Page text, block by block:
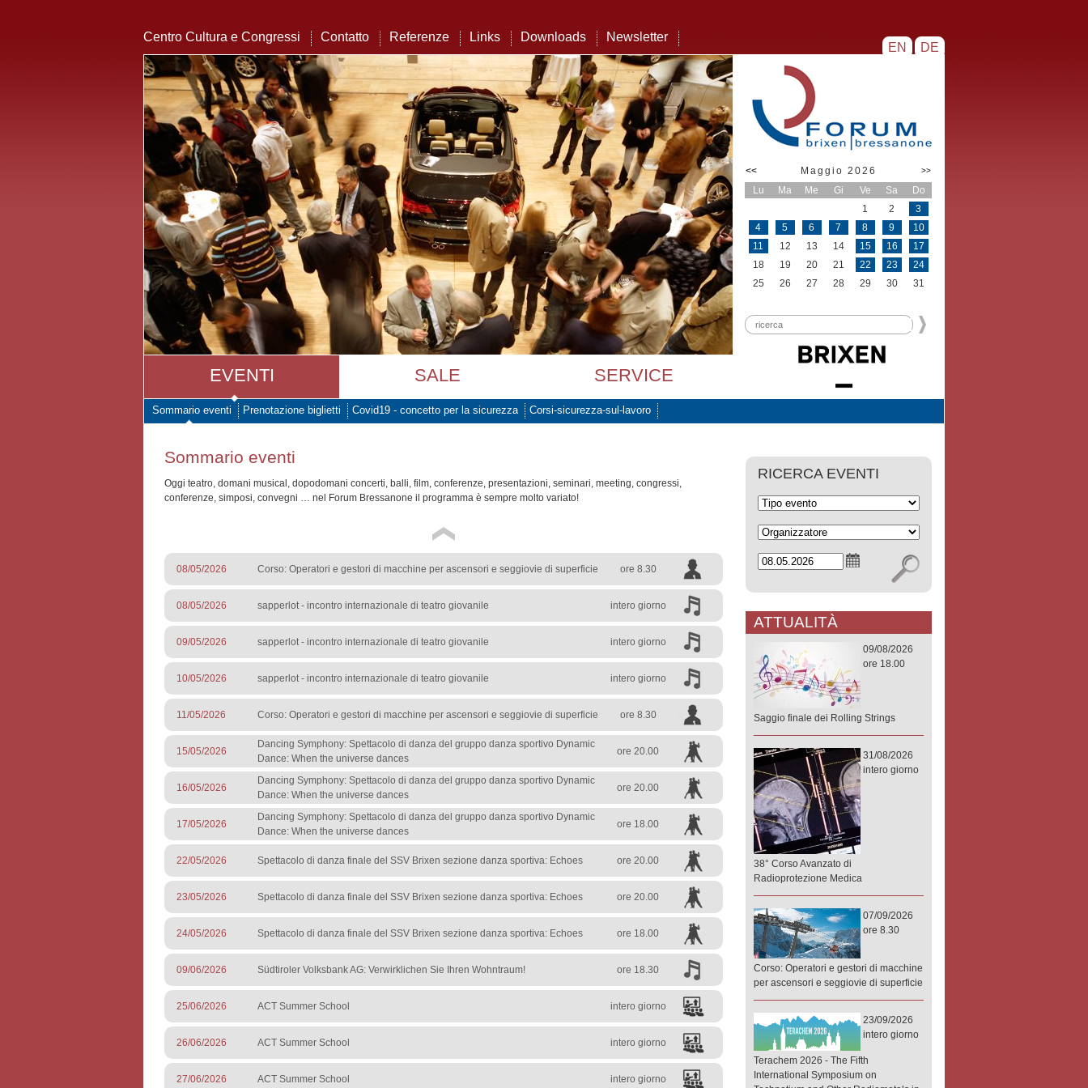
EN DE
Centro Cultura e Congressi Contatto Referenze Links Downloads Newsletter
EVENTI SALE SERVICE
<< Maggio 2026 >>
Lu Ma Me Gi Ve Sa
Do
1
2
3
4
5 6 7 8 9
10
11
12 13 14 15 16
17
18
19 20 21 22 23
24
25
26 27 28 29 30 31
Sommario eventi Prenotazione biglietti Covid19 - concetto per la sicurezza Corsi-sicurezza-sul-lavoro
Sommario eventi
Oggi teatro, domani musical, dopodomani concerti, balli, film, conferenze, presentazioni, seminari, meeting, congressi,
conferenze, simposi, convegni … nel Forum Bressanone il programma è sempre molto variato!
08/05/2026 Corso: Operatori e gestori di macchine per ascensori e seggiovie di superficie ore 8.30
08/05/2026 sapperlot - incontro internazionale di teatro giovanile intero giorno
09/05/2026 sapperlot - incontro internazionale di teatro giovanile intero giorno
10/05/2026 sapperlot - incontro internazionale di teatro giovanile intero giorno
11/05/2026 Corso: Operatori e gestori di macchine per ascensori e seggiovie di superficie ore 8.30
15/05/2026
Dancing Symphony: Spettacolo di danza del gruppo danza sportivo Dynamic
Dance: When the universe dances
ore 20.00
16/05/2026
Dancing Symphony: Spettacolo di danza del gruppo danza sportivo Dynamic
Dance: When the universe dances
ore 20.00
17/05/2026
Dancing Symphony: Spettacolo di danza del gruppo danza sportivo Dynamic
Dance: When the universe dances
ore 18.00
22/05/2026 Spettacolo di danza finale del SSV Brixen sezione danza sportiva: Echoes ore 20.00
23/05/2026 Spettacolo di danza finale del SSV Brixen sezione danza sportiva: Echoes ore 20.00
24/05/2026 Spettacolo di danza finale del SSV Brixen sezione danza sportiva: Echoes ore 18.00
09/06/2026 Südtiroler Volksbank AG: Verwirklichen Sie Ihren Wohntraum! ore 18.30
25/06/2026 ACT Summer School intero giorno
26/06/2026 ACT Summer School intero giorno
27/06/2026 ACT Summer School intero giorno
RICERCA EVENTI
ATTUALITÀ
09/08/2026
ore 18.00
Saggio finale dei Rolling Strings
31/08/2026
intero giorno
38° Corso Avanzato di
Radioprotezione Medica
07/09/2026
ore 8.30
Corso: Operatori e gestori di macchine
per ascensori e seggiovie di superficie
23/09/2026
intero giorno
Terachem 2026 - The Fifth
International Symposium on